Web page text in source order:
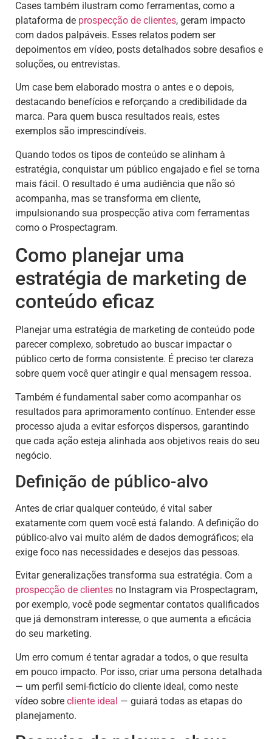
Cases também ilustram como ferramentas, como a
plataforma de prospecção de clientes, geram impacto
com dados palpáveis. Esses relatos podem ser
depoimentos em vídeo, posts detalhados sobre desafios e
soluções, ou entrevistas.
Um case bem elaborado mostra o antes e o depois,
destacando benefícios e reforçando a credibilidade da
marca. Para quem busca resultados reais, estes
exemplos são imprescindíveis.
Quando todos os tipos de conteúdo se alinham à
estratégia, conquistar um público engajado e fiel se torna
mais fácil. O resultado é uma audiência que não só
acompanha, mas se transforma em cliente,
impulsionando sua prospecção ativa com ferramentas
como o Prospectagram.
Como planejar uma
estratégia de marketing de
conteúdo eficaz
Planejar uma estratégia de marketing de conteúdo pode
parecer complexo, sobretudo ao buscar impactar o
público certo de forma consistente. É preciso ter clareza
sobre quem você quer atingir e qual mensagem ressoa.
Também é fundamental saber como acompanhar os
resultados para aprimoramento contínuo. Entender esse
processo ajuda a evitar esforços dispersos, garantindo
que cada ação esteja alinhada aos objetivos reais do seu
negócio.
Definição de público-alvo
Antes de criar qualquer conteúdo, é vital saber
exatamente com quem você está falando. A definição do
público-alvo vai muito além de dados demográficos; ela
exige foco nas necessidades e desejos das pessoas.
Evitar generalizações transforma sua estratégia. Com a
prospecção de clientes no Instagram via Prospectagram,
por exemplo, você pode segmentar contatos qualificados
que já demonstram interesse, o que aumenta a eficácia
do seu marketing.
Um erro comum é tentar agradar a todos, o que resulta
em pouco impacto. Por isso, criar uma persona detalhada
— um perfil semi-fictício do cliente ideal, como neste
vídeo sobre cliente ideal — guiará todas as etapas do
planejamento.